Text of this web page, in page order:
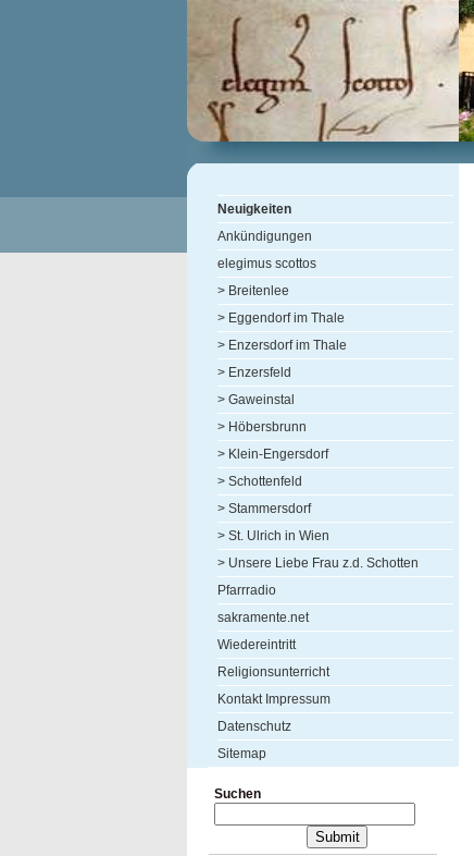
Neuigkeiten
Ankündigungen
elegimus scottos
> Breitenlee
> Eggendorf im Thale
> Enzersdorf im Thale
> Enzersfeld
> Gaweinstal
> Höbersbrunn
> Klein-Engersdorf
> Schottenfeld
> Stammersdorf
> St. Ulrich in Wien
> Unsere Liebe Frau z.d. Schotten
Pfarrradio
sakramente.net
Wiedereintritt
Religionsunterricht
Kontakt Impressum
Datenschutz
Sitemap
Suchen